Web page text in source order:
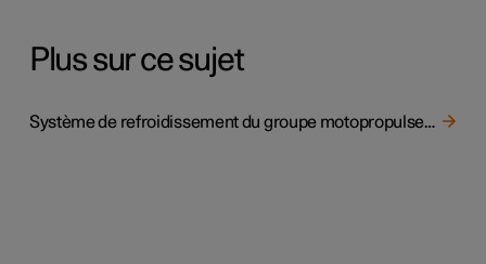
Plus sur ce sujet
Système de refroidissement du groupe motopropulseur